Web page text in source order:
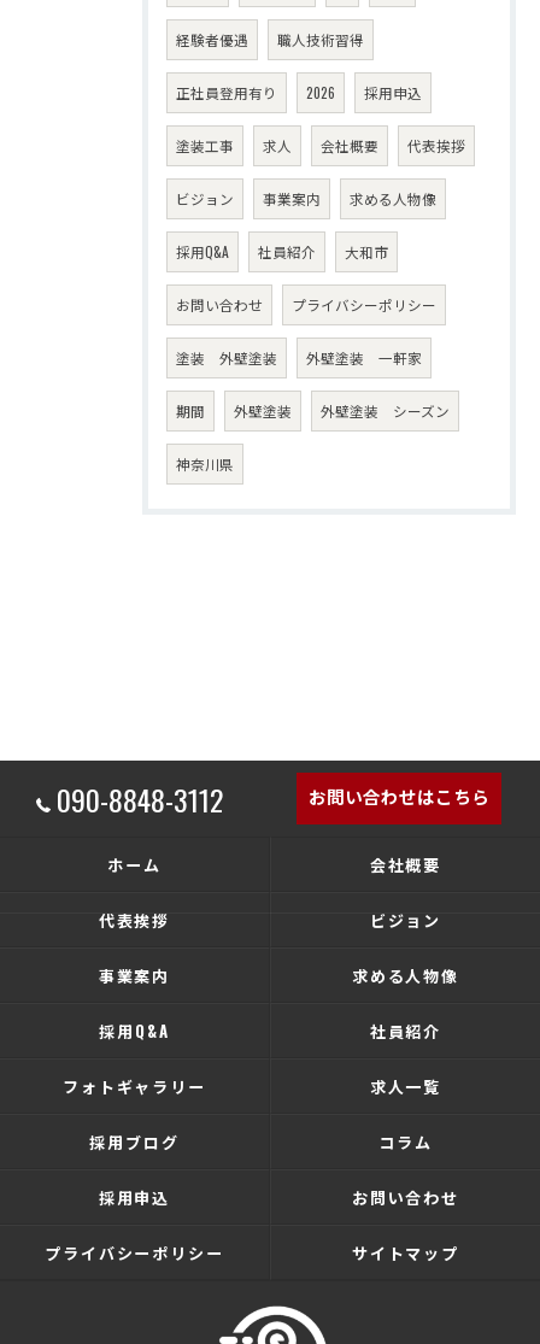
経験者優遇 職人技術習得
正社員登用有り 2026 採用申込
塗装工事 求人 会社概要 代表挨拶
ビジョン 事業案内 求める人物像
採用Q&A 社員紹介 大和市
お問い合わせ プライバシーポリシー
塗装 外壁塗装 外壁塗装 一軒家
期間 外壁塗装 外壁塗装 シーズン
神奈川県
090-8848-3112 お問い合わせはこちら
ホーム 会社概要
代表挨拶 ビジョン
事業案内 求める人物像
採用Q&A 社員紹介
フォトギャラリー 求人一覧
採用ブログ コラム
採用申込 お問い合わせ
プライバシーポリシー サイトマップ